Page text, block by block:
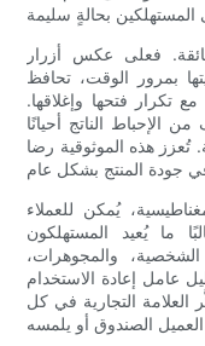
فعلى عكس أزرار
بمرور الوقت، تحافظ
تكرار فتحها وإغلاقها.
الإحباط الناتج أحيانًا
تُعزز هذه الموثوقية رضا
يُمكن للعملاء
ما يُعيد المستهلكون
والمجوهرات،
عامل إعادة الاستخدام
التجارية في كل